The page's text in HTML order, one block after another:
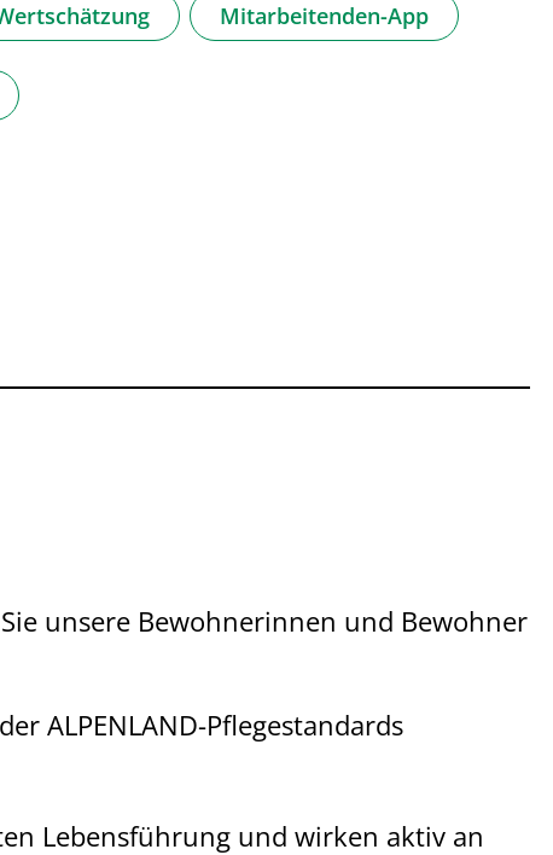
Mitarbeitenden-App
unsere Bewohnerinnen und Bewohner
ALPENLAND-Pflegestandards
Lebensführung und wirken aktiv an